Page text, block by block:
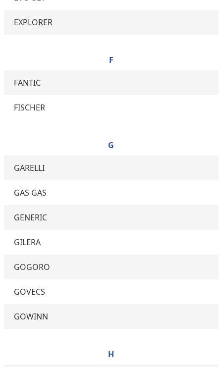
EXPLORER
F
FANTIC
FISCHER
G
GARELLI
GAS GAS
GENERIC
GILERA
GOGORO
GOVECS
GOWINN
H